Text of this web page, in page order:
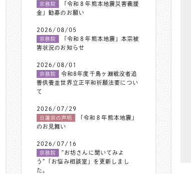
宗務院
「令和８年熊本地震災害義援
金」勧募のお願い
2026/08/05
宗務院
「令和８年熊本地震」本宗被
害状況のお知らせ
2026/08/01
宗務院
令和8年度千鳥ヶ淵戦没者追
善供養並世界立正平和祈願法要につい
て
2026/07/29
日蓮宗の声明
「令和８年熊本地震」
のお見舞い
2026/07/16
宗務院
”お坊さんに聞いてみよ
う”「お悩み相談室」を更新しまし
た。